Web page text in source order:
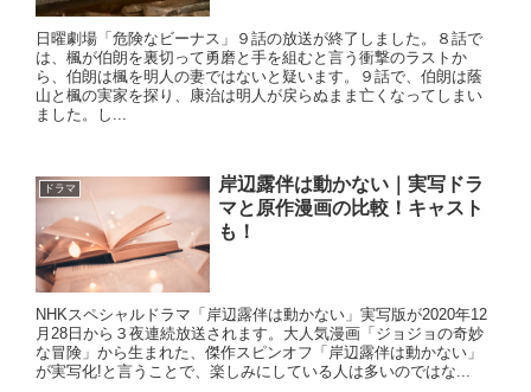
日曜劇場「危険なビーナス」９話の放送が終了しました。８話で
は、楓が伯朗を裏切って勇磨と手を組むと言う衝撃のラストか
ら、伯朗は楓を明人の妻ではないと疑います。９話で、伯朗は蔭
山と楓の実家を探り、康治は明人が戻らぬまま亡くなってしまい
ました。し...
ドラマ
岸辺露伴は動かない｜実写ドラ
マと原作漫画の比較！キャスト
も！
NHKスペシャルドラマ「岸辺露伴は動かない」実写版が2020年12
月28日から３夜連続放送されます。大人気漫画「ジョジョの奇妙
な冒険」から生まれた、傑作スピンオフ「岸辺露伴は動かない」
が実写化!と言うことで、楽しみにしている人は多いのではな...